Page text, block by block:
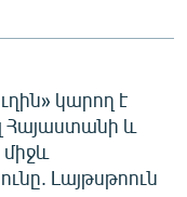
կարող է
Հայաստանի և
Լայթսթոուն